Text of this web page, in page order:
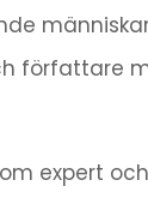
författare
expert